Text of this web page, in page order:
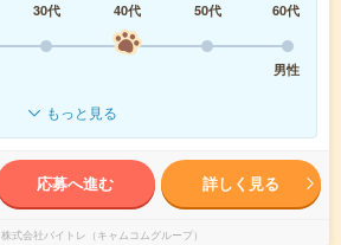
30代 40代 50代
60代
男性
もっと見る
応募へ進む 詳しく見る
株式会社バイトレ（キャムコムグループ）